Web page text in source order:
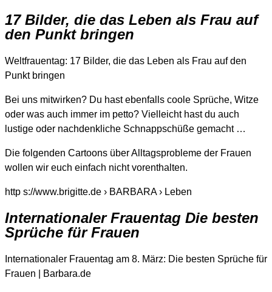
17 Bilder, die das Leben als Frau auf
den Punkt bringen
Weltfrauentag: 17 Bilder, die das Leben als Frau auf den
Punkt bringen
Bei uns mitwirken? Du hast ebenfalls coole Sprüche, Witze
oder was auch immer im petto? Vielleicht hast du auch
lustige oder nachdenkliche Schnappschüße gemacht …
Die folgenden Cartoons über Alltagsprobleme der Frauen
wollen wir euch einfach nicht vorenthalten.
http s://www.brigitte.de › BARBARA › Leben
Internationaler Frauentag Die besten
Sprüche für Frauen
Internationaler Frauentag am 8. März: Die besten Sprüche für
Frauen | Barbara.de